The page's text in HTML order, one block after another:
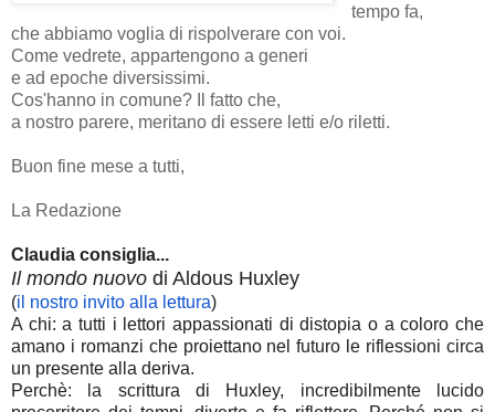
tempo fa,
che abbiamo voglia di rispolverare con voi.
Come vedrete, appartengono a generi
e ad epoche diversissimi.
Cos'hanno in comune? Il fatto che,
a nostro parere, meritano di essere letti e/o riletti.
Buon fine mese a tutti,
La Redazione
Claudia consiglia...
Il mondo nuovo di Aldous Huxley
(il nostro invito alla lettura)
A chi: a tutti i lettori appassionati di distopia o a coloro che
amano i romanzi che proiettano nel futuro le riflessioni circa
un presente alla deriva.
Perchè: la scrittura di Huxley, incredibilmente lucido